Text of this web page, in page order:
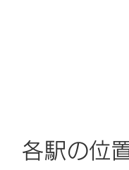
各駅の位